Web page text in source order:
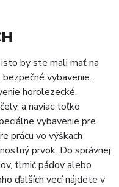
by ste mali mať na
vybavenie.
horolezecké,
a naviac toľko
vybavenie pre
prácu vo výškach
prvok. Do správnej
tlmič pádov alebo
ďalších vecí nájdete v